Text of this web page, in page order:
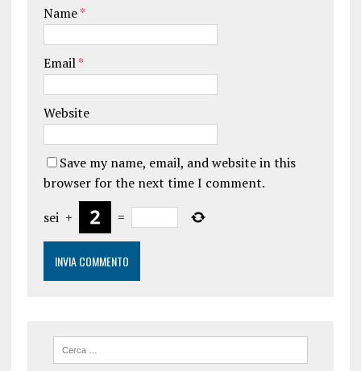
Name*
Email*
Website
Save my name, email, and website in this
browser for the next time I comment.
sei + =